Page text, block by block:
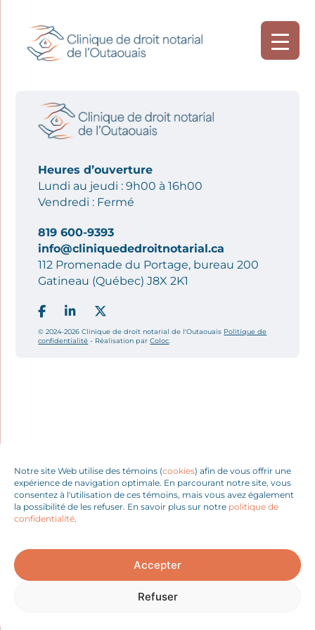
Notre site Web utilise des témoins (cookies) afin de vous offrir une
expérience de navigation optimale. En parcourant notre site, vous
consentez à l'utilisation de ces témoins, mais vous avez également
la possibilité de les refuser. En savoir plus sur notre politique de
confidentialité.
Accepter
Refuser
Heures d’ouverture
Lundi au jeudi : 9h00 à 16h00
Vendredi : Fermé
819 600-9393
info@cliniquededroitnotarial.ca
112 Promenade du Portage, bureau 200
Gatineau (Québec) J8X 2K1
© 2024-2026 Clinique de droit notarial de l'Outaouais Politique de
confidentialité - Réalisation parColoc